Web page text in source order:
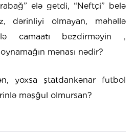
elə getdi, “Neftçi” belə
dərinliyi olmayan, məhəllə
camaatı bezdirməyin ,
mənası nədir?
yoxsa ştatdankənar futbol
məşğul olmursan?